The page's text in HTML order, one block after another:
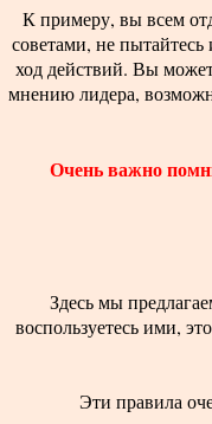
К примеру, вы всем
советами, не
ход действий. Вы
мнению лидера,
Очень важно
Здесь мы
воспользуетесь ими,
Эти правила